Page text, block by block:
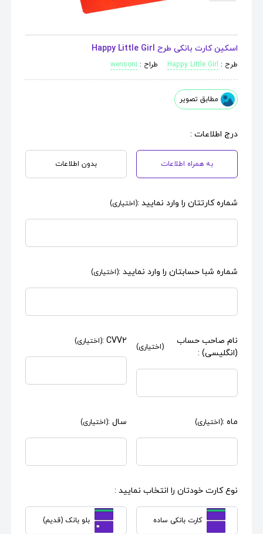
اسکین کارت بانکی طرح Happy Little Girl
طرح : Happy Little Girl طراح : wensoni
درج اطلاعات :
به همراه اطلاعات بدون اطلاعات
شماره کارتتان را وارد نمایید :(اختیاری)
شماره شبا حسابتان را وارد نمایید :(اختیاری)
نام صاحب حساب
(انگلیسی) :
(اختیاری)
CVV2 : (اختیاری)
ماه :(اختیاری) سال :(اختیاری)
نوع کارت خودتان را انتخاب نمایید :
کارت بانکی ساده بلو بانک (قدیم)
مطابق تصویر